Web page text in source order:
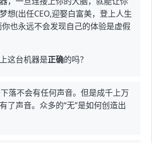
想(出任CEO,迎娶白富美，登上人生
也永远不会发现自己的体验是虚假
这台机器是正确的吗？
落不会有任何声音。但是成千上万
了声音。众多的“无”是如何创造出